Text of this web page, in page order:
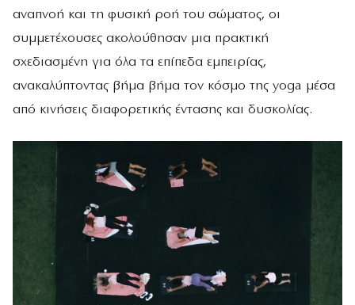
αναπνοή και τη φυσική ροή του σώματος, οι
συμμετέχουσες ακολούθησαν μια πρακτική
σχεδιασμένη για όλα τα επίπεδα εμπειρίας,
ανακαλύπτοντας βήμα βήμα τον κόσμο της yoga μέσα
από κινήσεις διαφορετικής έντασης και δυσκολίας.